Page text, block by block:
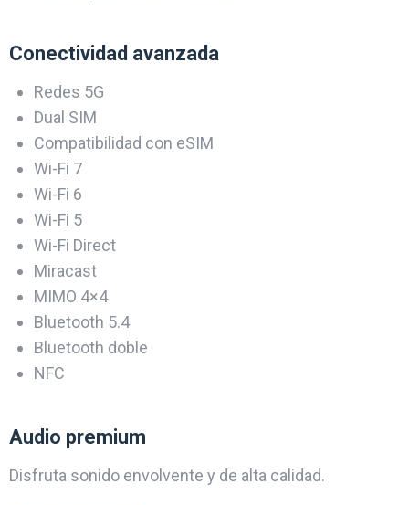
Conectividad avanzada
Redes 5G
Dual SIM
Compatibilidad con eSIM
Wi-Fi 7
Wi-Fi 6
Wi-Fi 5
Wi-Fi Direct
Miracast
MIMO 4×4
Bluetooth 5.4
Bluetooth doble
NFC
Audio premium
Disfruta sonido envolvente y de alta calidad.